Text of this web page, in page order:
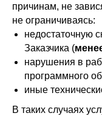
причинам, не
не ограничиваясь:
недостаточную
Заказчика (
нарушения в
программного
иные
В таких случаях